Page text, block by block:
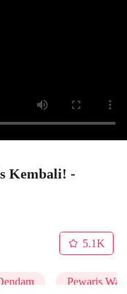
Kembali! -
5.1K
Pewaris